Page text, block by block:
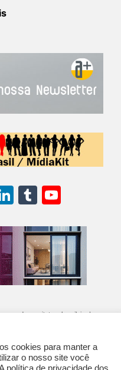
LinkedIn
Tumblr
da arquitetura brasileira |
(CGP)
cookies para manter a
o nosso site você